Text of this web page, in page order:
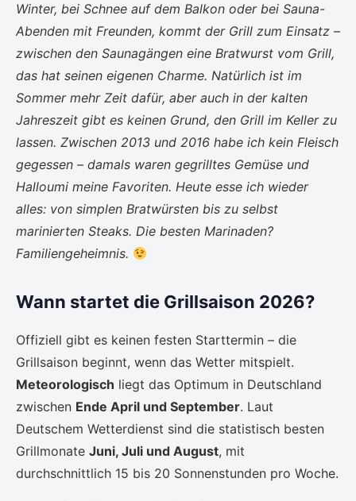
Winter, bei Schnee auf dem Balkon oder bei Sauna-
Abenden mit Freunden, kommt der Grill zum Einsatz –
zwischen den Saunagängen eine Bratwurst vom Grill,
das hat seinen eigenen Charme. Natürlich ist im
Sommer mehr Zeit dafür, aber auch in der kalten
Jahreszeit gibt es keinen Grund, den Grill im Keller zu
lassen. Zwischen 2013 und 2016 habe ich kein Fleisch
gegessen – damals waren gegrilltes Gemüse und
Halloumi meine Favoriten. Heute esse ich wieder
alles: von simplen Bratwürsten bis zu selbst
marinierten Steaks. Die besten Marinaden?
Familiengeheimnis.
Wann startet die Grillsaison 2026?
Offiziell gibt es keinen festen Starttermin – die
Grillsaison beginnt, wenn das Wetter mitspielt.
Meteorologisch liegt das Optimum in Deutschland
zwischen Ende April und September. Laut
Deutschem Wetterdienst sind die statistisch besten
Grillmonate Juni, Juli und August, mit
durchschnittlich 15 bis 20 Sonnenstunden pro Woche.